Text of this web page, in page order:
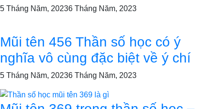
5 Tháng Năm, 20236 Tháng Năm, 2023
Mũi tên 456 Thần số học có ý
nghĩa vô cùng đặc biệt về ý chí
5 Tháng Năm, 20236 Tháng Năm, 2023